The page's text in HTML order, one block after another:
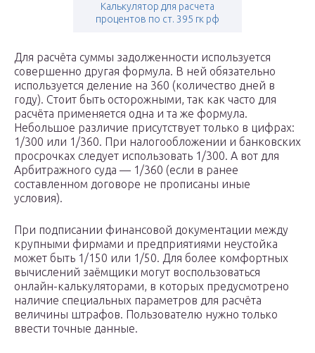
Калькулятор для расчета
процентов по ст. 395 гк рф
Для расчёта суммы задолженности используется
совершенно другая формула. В ней обязательно
используется деление на 360 (количество дней в
году). Стоит быть осторожными, так как часто для
расчёта применяется одна и та же формула.
Небольшое различие присутствует только в цифрах:
1/300 или 1/360. При налогообложении и банковских
просрочках следует использовать 1/300. А вот для
Арбитражного суда — 1/360 (если в ранее
составленном договоре не прописаны иные
условия).
При подписании финансовой документации между
крупными фирмами и предприятиями неустойка
может быть 1/150 или 1/50. Для более комфортных
вычислений заёмщики могут воспользоваться
онлайн-калькуляторами, в которых предусмотрено
наличие специальных параметров для расчёта
величины штрафов. Пользователю нужно только
ввести точные данные.